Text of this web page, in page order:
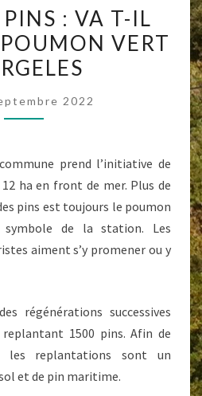
DES
PINS
:
T-
LE
POUMON
VERT
D’ARGELES
PINS : VA T-IL
VERT
2022
prend l’initiative de
ha en front de mer. Plus de
pins est toujours le poumon
de la station. Les
aiment s’y promener ou y
régénérations successives
replantant 1500 pins. Afin de
les replantations sont un
et de pin maritime.